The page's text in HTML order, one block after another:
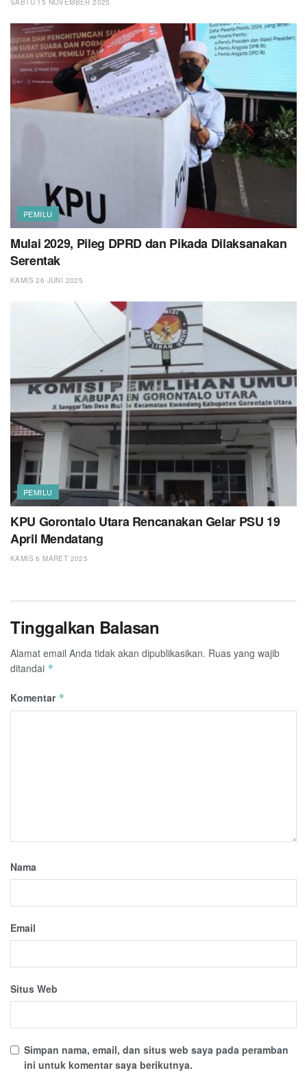
SABTU 15 NOVEMBER 2025
PEMILU
Mulai 2029, Pileg DPRD dan Pikada Dilaksanakan
Serentak
KAMIS 26 JUNI 2025
PEMILU
KPU Gorontalo Utara Rencanakan Gelar PSU 19
April Mendatang
KAMIS 6 MARET 2025
Tinggalkan Balasan
Alamat email Anda tidak akan dipublikasikan. Ruas yang wajib
ditandai *
Komentar *
Nama
Email
Situs Web
Simpan nama, email, dan situs web saya pada peramban
ini untuk komentar saya berikutnya.